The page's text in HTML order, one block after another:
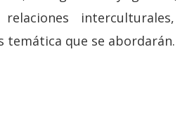
interculturales,
temática que se abordarán.